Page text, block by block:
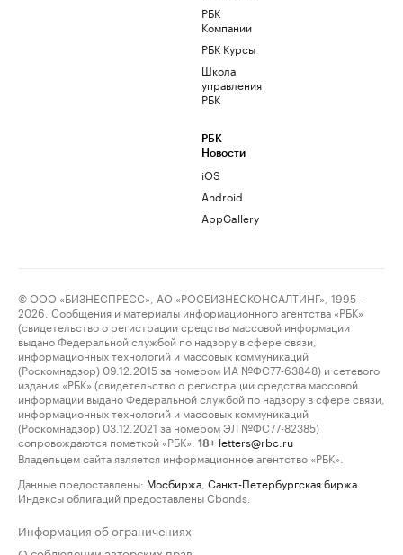
РБК
Компании
РБК Курсы
Школа
управления
РБК
РБК
Новости
iOS
Android
AppGallery
© ООО «БИЗНЕСПРЕСС», АО «РОСБИЗНЕСКОНСАЛТИНГ», 1995–
2026. Сообщения и материалы информационного агентства «РБК»
(свидетельство о регистрации средства массовой информации
выдано Федеральной службой по надзору в сфере связи,
информационных технологий и массовых коммуникаций
(Роскомнадзор) 09.12.2015 за номером ИА №ФС77-63848) и сетевого
издания «РБК» (свидетельство о регистрации средства массовой
информации выдано Федеральной службой по надзору в сфере связи,
информационных технологий и массовых коммуникаций
(Роскомнадзор) 03.12.2021 за номером ЭЛ №ФС77-82385)
сопровождаются пометкой «РБК».
18+ letters@rbc.ru
Владельцем сайта является информационное агентство «РБК».
Данные предоставлены: Мосбиржа Санкт-Петербургская биржа
Индексы облигаций предоставлены Cbonds.
Информация об ограничениях